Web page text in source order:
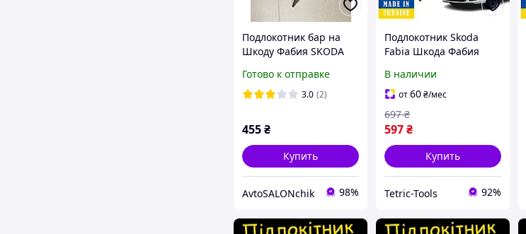
Подлокотник бар на
Шкоду Фабия SKODA
логотипом черный
Готово к отправке
3.0 (2)
455₴
Купить
AvtoSALONchik 98%
Подлокотник Skoda
Fabia Шкода Фабия
салона обвес Бокс
бардачок Tuning
Аксессуары
В наличии
от60₴/мес
597₴
697 ₴
Купить
Tetric-Tools 92%